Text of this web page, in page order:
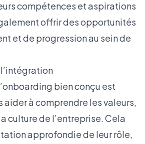
compétences et aspirations
offrir des opportunités
et de progression au sein de
bien conçu est
aider à comprendre les valeurs,
culture de l’entreprise. Cela
approfondie de leur rôle,